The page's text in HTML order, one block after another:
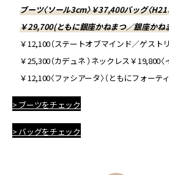
ブーツ〈ソール3cm〉￥37,400バッグ〈
￥29,700(ともに銀座かねまつ／銀座かね
￥12,100（ステートオブマインド／ゲスト
￥25,300（カデュネ ）ネックレス￥19,800
￥12,100〈ファシアータ〉（ともにフォーテ
> ブーツをチェック
> バッグをチェック